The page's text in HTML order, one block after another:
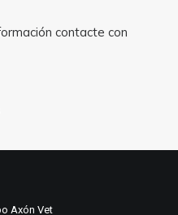
contacte con
Axón Vet